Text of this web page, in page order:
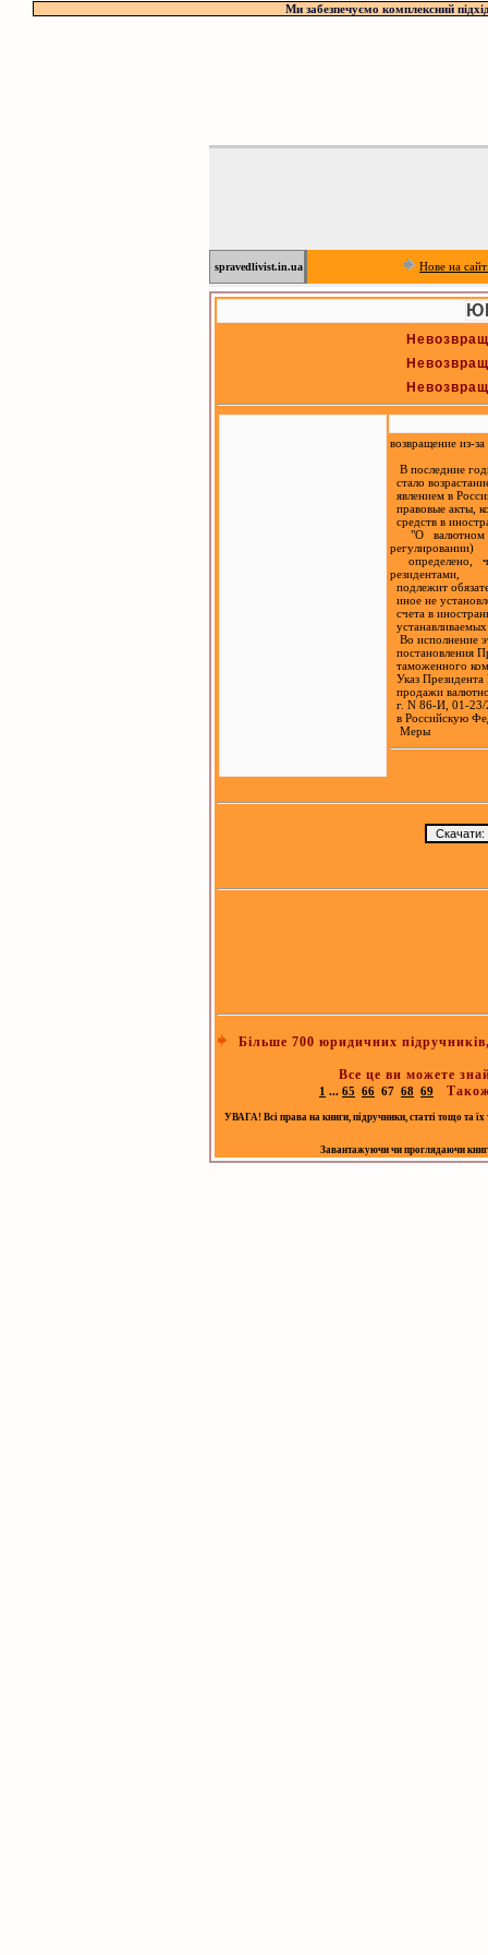
Ми забезпечуємо комплексний
spravedlivist.in.ua Нове на
возвращение из-
В последние
стало
явлением в
правовые акты,
средств в
"О валютном
регулировании)
определено,
резидентами,
подлежит
иное не
счета в
Во исполнение
постановления
таможенного
Указ
продажи
г. N 86-И, 01-23/
в Российскую
Меры
Більше 700 юридичних
Все це ви можете
1 ... 65 66 67 68 69
УВАГА! Всі права на книги, підручники, статті тощо та
Завантажуючи чи проглядаючи